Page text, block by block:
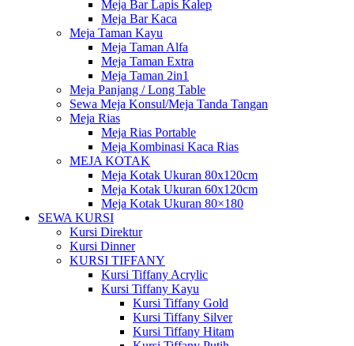
Meja Bar Lapis Kalep
Meja Bar Kaca
Meja Taman Kayu
Meja Taman Alfa
Meja Taman Extra
Meja Taman 2in1
Meja Panjang / Long Table
Sewa Meja Konsul/Meja Tanda Tangan
Meja Rias
Meja Rias Portable
Meja Kombinasi Kaca Rias
MEJA KOTAK
Meja Kotak Ukuran 80x120cm
Meja Kotak Ukuran 60x120cm
Meja Kotak Ukuran 80×180
SEWA KURSI
Kursi Direktur
Kursi Dinner
KURSI TIFFANY
Kursi Tiffany Acrylic
Kursi Tiffany Kayu
Kursi Tiffany Gold
Kursi Tiffany Silver
Kursi Tiffany Hitam